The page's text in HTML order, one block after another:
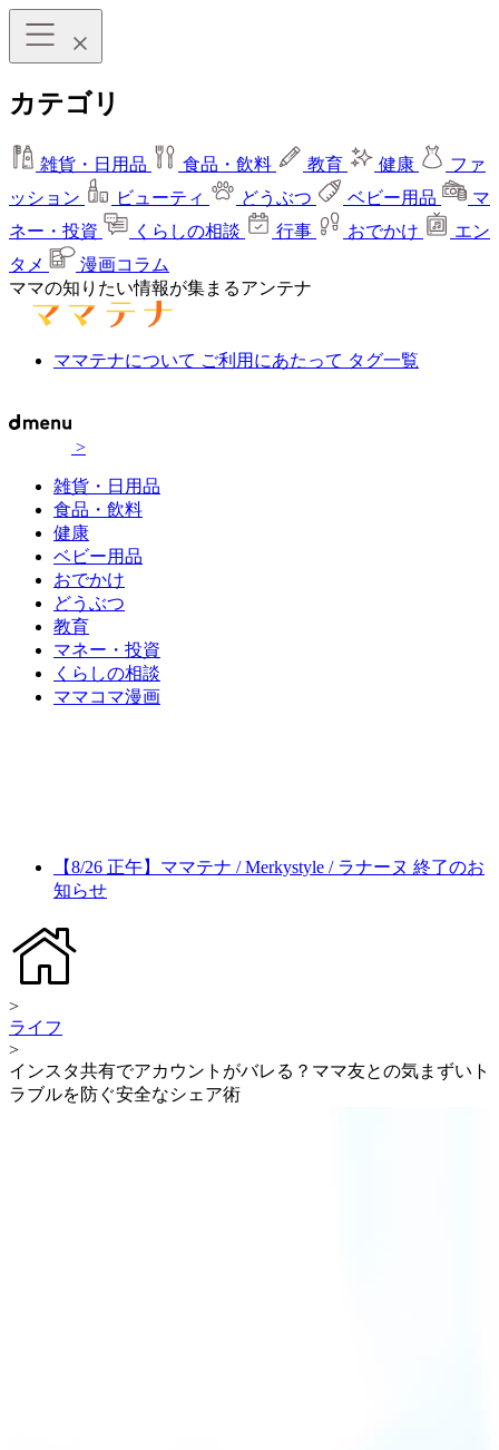
カテゴリ
雑貨・日用品 食品・飲料 教育 健康
ファ
ッション
ビューティ どうぶつ ベビー用品
マ
ネー・投資
くらしの相談 行事 おでかけ
エン
タメ
漫画コラム
ママの知りたい情報が集まるアンテナ
ママテナについて ご利用にあたって タグ一覧
>
雑貨・日用品
食品・飲料
健康
ベビー用品
おでかけ
どうぶつ
教育
マネー・投資
くらしの相談
ママコマ漫画
【8/26 正午】ママテナ / Merkystyle / ラナーヌ 終了のお
知らせ
>
ライフ
>
インスタ共有でアカウントがバレる？ママ友との気まずいト
ラブルを防ぐ安全なシェア術